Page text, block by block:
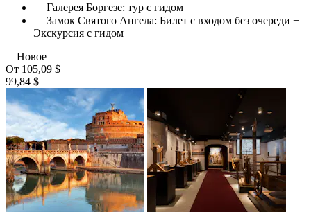
Галерея Боргезе: тур с гидом
Замок Святого Ангела: Билет с входом без очереди +
Экскурсия с гидом
Новое
От 105,09 $
99,84 $